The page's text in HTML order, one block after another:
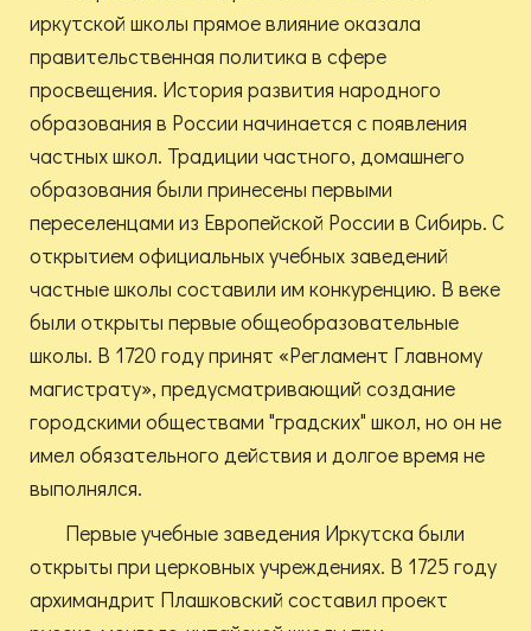
иркутской школы прямое влияние оказала
правительственная политика в сфере
просвещения. История развития народного
образования в России начинается с появления
частных школ. Традиции частного, домашнего
образования были принесены первыми
переселенцами из Европейской России в Сибирь. С
открытием официальных учебных заведений
частные школы составили им конкуренцию. В веке
были открыты первые общеобразовательные
школы. В 1720 году принят «Регламент Главному
магистрату», предусматривающий создание
городскими обществами "градских" школ, но он не
имел обязательного действия и долгое время не
выполнялся.
Первые учебные заведения Иркутска были
открыты при церковных учреждениях. В 1725 году
архимандрит Плашковский составил проект